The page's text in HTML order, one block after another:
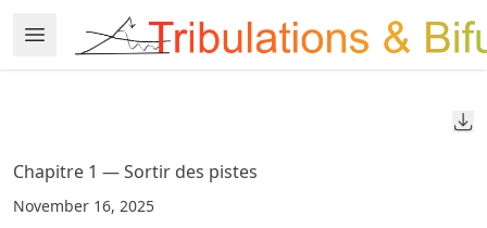
to
article
to
article
content
Open Menu
Made with MyST
Chapitre 1 — Sortir des pistes
November 16, 2025